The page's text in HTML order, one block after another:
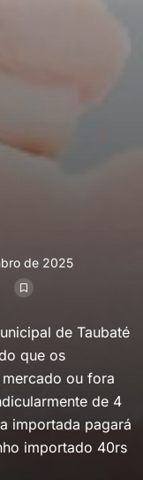
de 2025
de Taubaté
que os
ou fora
de 4
importada pagará
importado 40rs